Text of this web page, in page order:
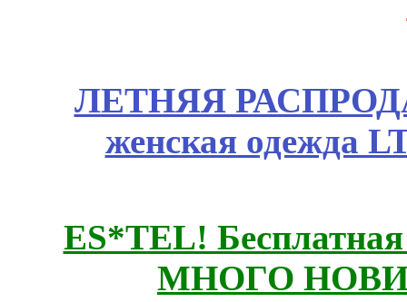
ЛЕТНЯЯ
женская одежда
ES*TEL!
МНОГО